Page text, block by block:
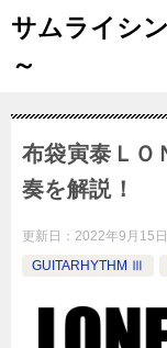
サムライシ
～
布袋寅泰ＬＯ
奏を解説！
更新日： 2022年9月15日
GUITARHYTHM Ⅲ